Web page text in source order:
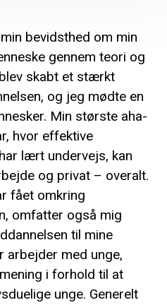
bevidsthed om min
gennem teori og
skabt et stærkt
og jeg mødte en
Min største aha-
hvor effektive
lært undervejs, kan
og privat – overalt.
fået omkring
omfatter også mig
til mine
arbejder med unge,
i forhold til at
unge. Generelt